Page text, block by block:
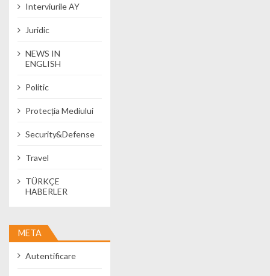
Interviurile AY
Juridic
NEWS IN
ENGLISH
Politic
Protecția Mediului
Security&Defense
Travel
TÜRKÇE
HABERLER
META
Autentificare